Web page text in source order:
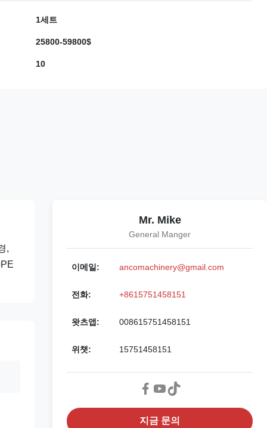
1세트
25800-59800$
10
,
Mr. Mike
General Manger
이메일: ancomachinery@gmail.com
전화: +8615751458151
왓츠앱: 008615751458151
위챗: 15751458151
지금 문의